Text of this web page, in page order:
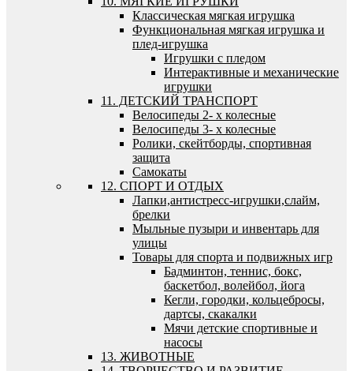
Классическая мягкая игрушка
Функциональная мягкая игрушка и
плед-игрушка
Игрушки с пледом
Интерактивные и механические
игрушки
11. ДЕТСКИЙ ТРАНСПОРТ
Велосипеды 2- х колесные
Велосипеды 3- х колесные
Ролики, скейтборды, спортивная
защита
Самокаты
12. СПОРТ И ОТДЫХ
Лапки,антистресс-игрушки,слайм,
брелки
Мыльные пузыри и инвентарь для
улицы
Товары для спорта и подвижных игр
Бадминтон, теннис, бокс,
баскетбол, волейбол, йога
Кегли, городки, кольцебросы,
дартсы, скакалки
Мячи детские спортивные и
насосы
13. ЖИВОТНЫЕ